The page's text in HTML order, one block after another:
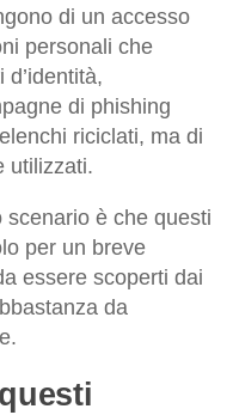
di un accesso
personali che
di phishing
riciclati, ma di
utilizzati.
scenario è che questi
per un breve
essere scoperti dai
da